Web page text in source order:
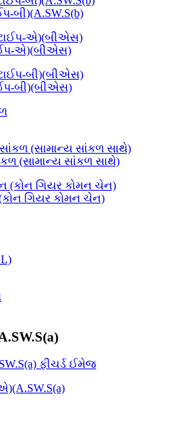
બી)(A.SW.S(b)
એ)(બીએસ)
બી)(બીએસ)
(સામાન્ય સાંકળ સાથે)
ગિયર કોમન ચેન)